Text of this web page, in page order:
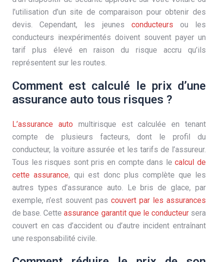
l’utilisation d’un site de comparaison pour obtenir des
devis. Cependant, les jeunes conducteurs ou les
conducteurs inexpérimentés doivent souvent payer un
tarif plus élevé en raison du risque accru qu’ils
représentent sur les routes.
Comment est calculé le prix d’une
assurance auto tous risques ?
L’assurance auto multirisque est calculée en tenant
compte de plusieurs facteurs, dont le profil du
conducteur, la voiture assurée et les tarifs de l’assureur.
Tous les risques sont pris en compte dans lecalcul de
cette assurance, qui est donc plus complète que les
autres types d’assurance auto. Le bris de glace, par
exemple, n’est souvent pas couvert par les assurances
de base. Cetteassurance garantit que le conducteursera
couvert en cas d’accident ou d’autre incident entraînant
une responsabilité civile.